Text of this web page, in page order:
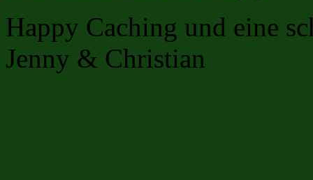
Happy Caching und eine
Jenny & Christian